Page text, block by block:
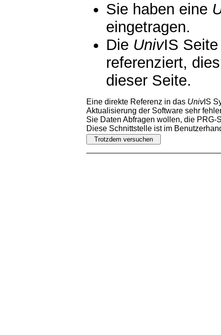
Sie haben eine
eingetragen.
Die UnivIS
referenziert,
dieser Seite.
Eine direkte Referenz in das UnivIS
Aktualisierung der Software sehr
Sie Daten Abfragen wollen, die PRG-
Diese Schnittstelle ist im